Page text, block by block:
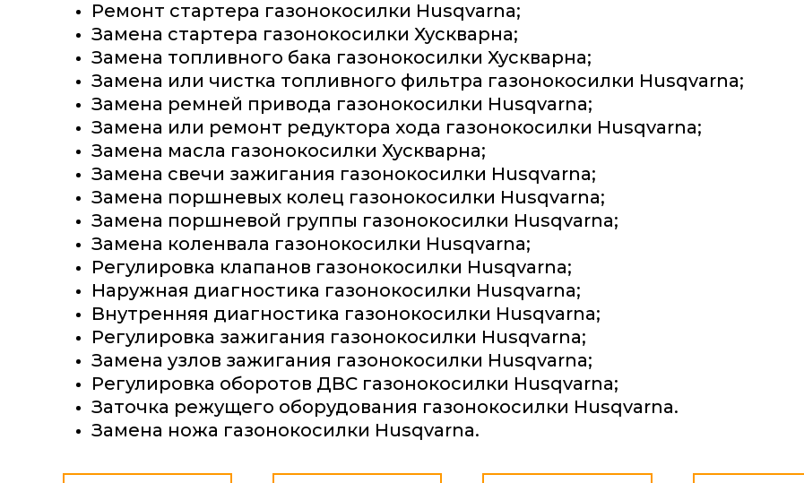
Ремонт стартера газонокосилки Husqvarna;
Замена стартера газонокосилки Хускварна;
Замена топливного бака газонокосилки Хускварна;
Замена или чистка топливного фильтра газонокосилки Husqvarna;
Замена ремней привода газонокосилки Husqvarna;
Замена или ремонт редуктора хода газонокосилки Husqvarna;
Замена масла газонокосилки Хускварна;
Замена свечи зажигания газонокосилки Husqvarna;
Замена поршневых колец газонокосилки Husqvarna;
Замена поршневой группы газонокосилки Husqvarna;
Замена коленвала газонокосилки Husqvarna;
Регулировка клапанов газонокосилки Husqvarna;
Наружная диагностика газонокосилки Husqvarna;
Внутренняя диагностика газонокосилки Husqvarna;
Регулировка зажигания газонокосилки Husqvarna;
Замена узлов зажигания газонокосилки Husqvarna;
Регулировка оборотов ДВС газонокосилки Husqvarna;
Заточка режущего оборудования газонокосилки Husqvarna.
Замена ножа газонокосилки Husqvarna.